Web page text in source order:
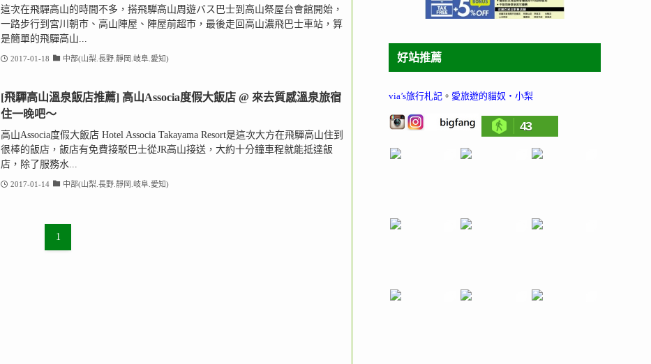
這次在飛驒高山的時間不多，搭飛騨高山周遊バス巴士到高山祭屋台會館開始，
一路步行到宮川朝市、高山陣屋、陣屋前超市，最後走回高山濃飛巴士車站，算
是簡單的飛驒高山...
2017-01-18 中部(山梨.長野.靜岡.岐阜.愛知)
[飛驒高山溫泉飯店推薦] 高山Associa度假大飯店 @ 來去質感溫泉旅宿
住一晚吧～
高山Associa度假大飯店 Hotel Associa Takayama Resort是這次大方在飛驒高山住到
很棒的飯店，飯店有免費接駁巴士從JR高山接送，大約十分鐘車程就能抵達飯
店，除了服務水...
2017-01-14 中部(山梨.長野.靜岡.岐阜.愛知)
1
好站推薦
via’s旅行札記 。 愛旅遊的貓奴‧小梨
43